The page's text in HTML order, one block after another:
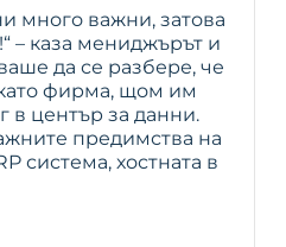
много важни, затова
– каза мениджърът и
да се разбере, че
фирма, щом им
в център за данни.
предимства на
система, хостната в